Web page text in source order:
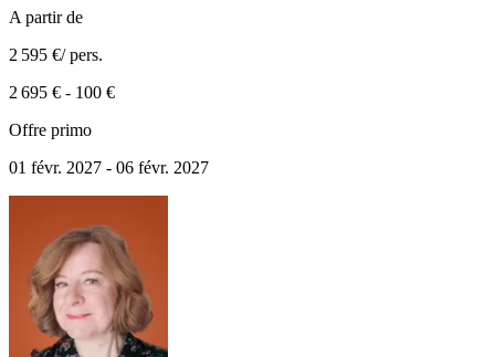
A partir de
2 595 €/ pers.
2 695 € - 100 €
Offre primo
01 févr. 2027 - 06 févr. 2027